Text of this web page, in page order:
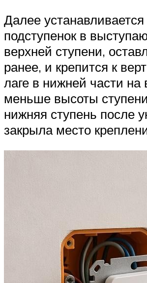
Далее устанавливается
подступенок в
верхней ступени,
ранее, и крепится к
лаге в нижней части на
меньше высоты
нижняя ступень после
закрыла место